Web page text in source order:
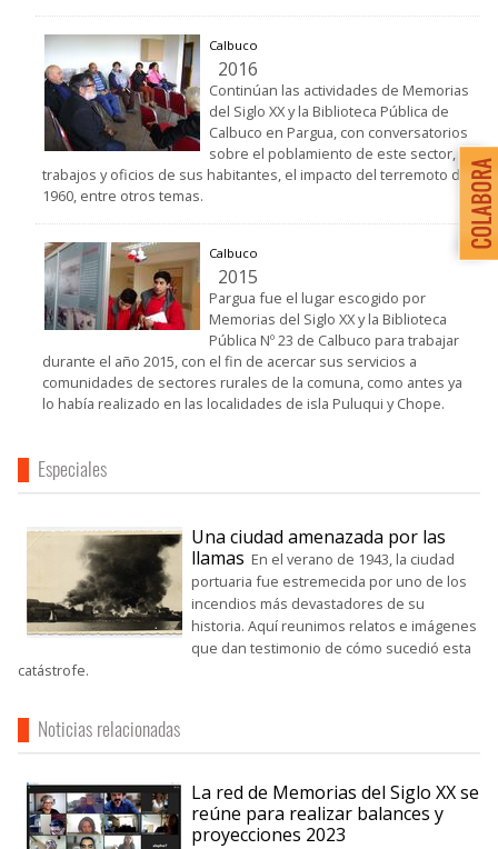
Calbuco
2016
Continúan las actividades de Memorias
del Siglo XX y la Biblioteca Pública de
Calbuco en Pargua, con conversatorios
sobre el poblamiento de este sector,
trabajos y oficios de sus habitantes, el impacto del terremoto de
1960, entre otros temas.
Calbuco
2015
Pargua fue el lugar escogido por
Memorias del Siglo XX y la Biblioteca
Pública Nº 23 de Calbuco para trabajar
durante el año 2015, con el fin de acercar sus servicios a
comunidades de sectores rurales de la comuna, como antes ya
lo había realizado en las localidades de isla Puluqui y Chope.
Especiales
Una ciudad amenazada por las
llamas En el verano de 1943, la ciudad
portuaria fue estremecida por uno de los
incendios más devastadores de su
historia. Aquí reunimos relatos e imágenes
que dan testimonio de cómo sucedió esta
catástrofe.
Noticias relacionadas
La red de Memorias del Siglo XX se
reúne para realizar balances y
proyecciones 2023